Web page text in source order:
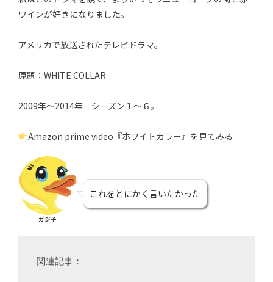
ワインが好きになりました。
アメリカで放送されたテレビドラマ。
原題：WHITE COLLAR
2009年～2014年 シーズン１～６。
Amazon prime video『ホワイトカラー』を見てみる
ガジ子
これをとにかく言いたかった
関連記事：